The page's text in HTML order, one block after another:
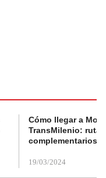
Cómo llegar a
TransMilenio:
complementarios
19/03/2024